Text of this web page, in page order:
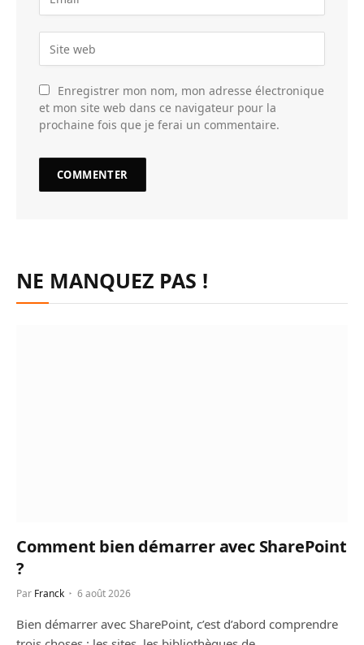
Enregistrer mon nom, mon adresse électronique
et mon site web dans ce navigateur pour la
prochaine fois que je ferai un commentaire.
NE MANQUEZ PAS !
Comment bien démarrer avec SharePoint
?
Par Franck 6 août 2026
Bien démarrer avec SharePoint, c’est d’abord comprendre